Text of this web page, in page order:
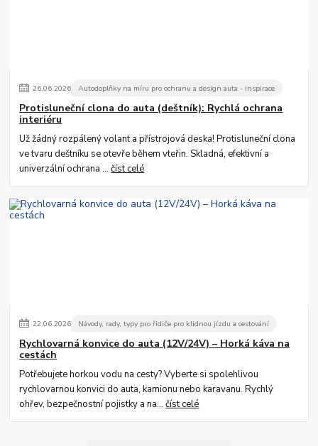
26.06.2026 Autodoplňky na míru pro ochranu a design auta - inspirace
Protisluneční clona do auta (deštník): Rychlá ochrana
interiéru
Už žádný rozpálený volant a přístrojová deska! Protisluneční clona
ve tvaru deštníku se otevře během vteřin. Skladná, efektivní a
univerzální ochrana ...číst celé
22.06.2026 Návody, rady, typy pro řidiče pro klidnou jízdu a cestování
Rychlovarná konvice do auta (12V/24V) – Horká káva na
cestách
Potřebujete horkou vodu na cesty? Vyberte si spolehlivou
rychlovarnou konvici do auta, kamionu nebo karavanu. Rychlý
ohřev, bezpečnostní pojistky a na...číst celé